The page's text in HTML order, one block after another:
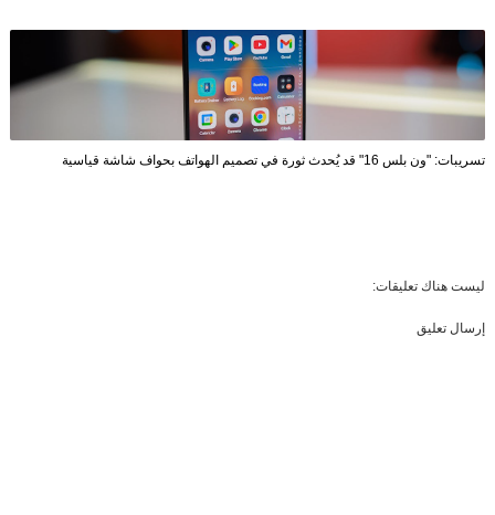
تسريبات: "ون بلس 16" قد يُحدث ثورة في تصميم الهواتف بحواف شاشة قياسية
ليست هناك تعليقات:
إرسال تعليق